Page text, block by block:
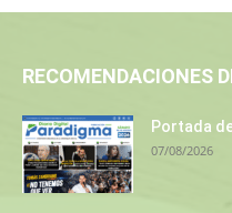
RECOMENDACIONES
Portada
07/08/2026